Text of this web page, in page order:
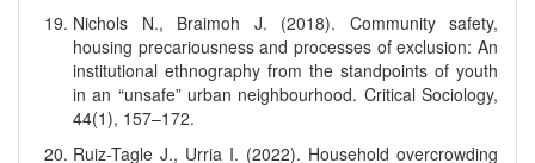
Nichols N., Braimoh J. (2018). Community safety,
housing precariousness and processes of exclusion: An
institutional ethnography from the standpoints of youth
in an “unsafe” urban neighbourhood. Critical Sociology,
44(1), 157–172.
Ruiz-Tagle J., Urria I. (2022). Household overcrowding